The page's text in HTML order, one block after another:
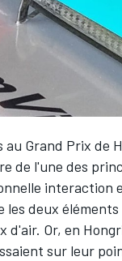
Grand Prix de
de l'une des
interaction
deux
Or, en
sur leur